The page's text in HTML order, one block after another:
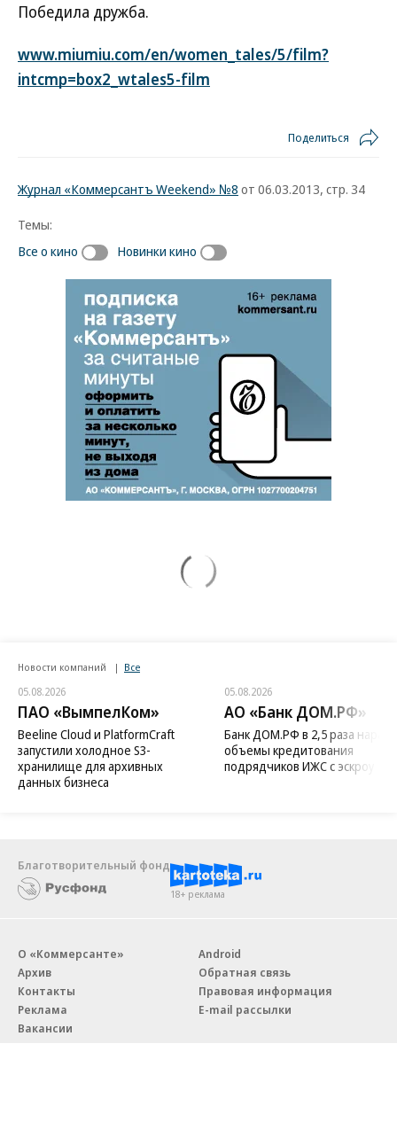
Победила дружба.
www.miumiu.com/en/women_tales/5/film?
intcmp=box2_wtales5-film
Поделиться
Журнал «Коммерсантъ Weekend» №8 от 06.03.2013, стр. 34
Темы:
Все о кино
Новинки кино
Новости компаний Все
05.08.2026
ПАО «ВымпелКом»
Beeline Cloud и PlatformCraft
запустили холодное S3-
хранилище для архивных
данных бизнеса
05.08.2026
АО «Банк ДОМ.РФ»
Банк ДОМ.РФ в 2,5 раза
объемы кредитования
подрядчиков ИЖС с эскроу
Благотворительный фонд
18+ реклама
О «Коммерсанте»
Архив
Контакты
Реклама
Вакансии
Android
Обратная связь
Правовая информация
E-mail рассылки